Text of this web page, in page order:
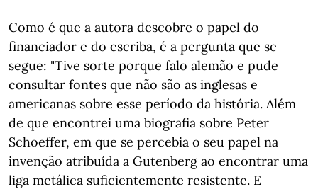
Como é que a autora descobre o papel do
financiador e do escriba, é a pergunta que se
segue: "Tive sorte porque falo alemão e pude
consultar fontes que não são as inglesas e
americanas sobre esse período da história. Além
de que encontrei uma biografia sobre Peter
Schoeffer, em que se percebia o seu papel na
invenção atribuída a Gutenberg ao encontrar uma
liga metálica suficientemente resistente. E